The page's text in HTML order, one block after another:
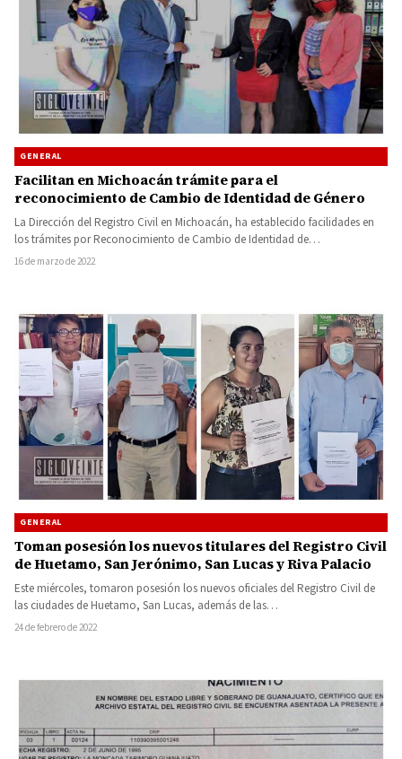
GENERAL
Facilitan en Michoacán trámite para el
reconocimiento de Cambio de Identidad de Género
La Dirección del Registro Civil en Michoacán, ha establecido facilidades en
los trámites por Reconocimiento de Cambio de Identidad de…
16 de marzo de 2022
GENERAL
Toman posesión los nuevos titulares del Registro Civil
de Huetamo, San Jerónimo, San Lucas y Riva Palacio
Este miércoles, tomaron posesión los nuevos oficiales del Registro Civil de
las ciudades de Huetamo, San Lucas, además de las…
24 de febrero de 2022